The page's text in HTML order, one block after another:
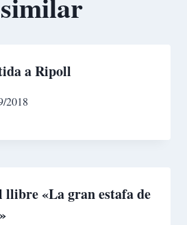
a Ripoll
2018
llibre «La gran estafa de